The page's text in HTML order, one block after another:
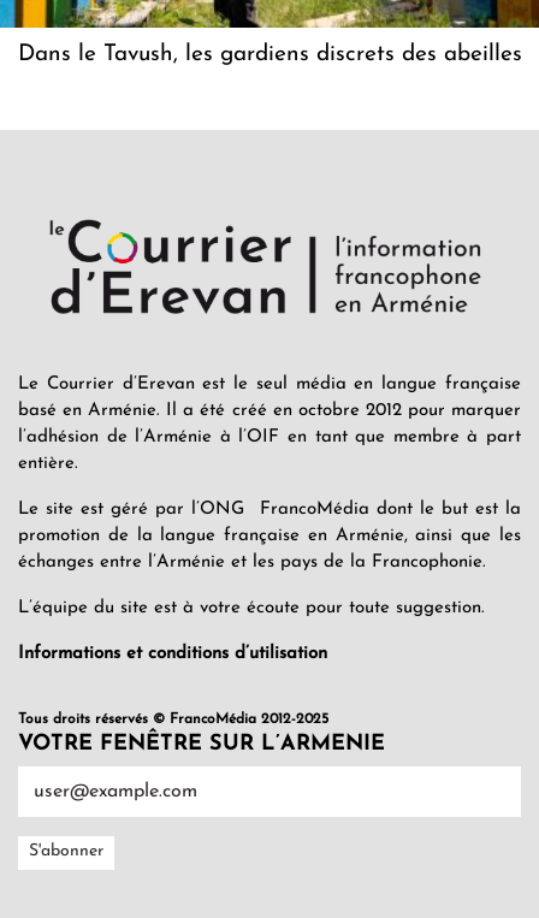
Dans le Tavush, les gardiens discrets des abeilles
Le Courrier d’Erevan est le seul média en langue française
basé en Arménie. Il a été créé en octobre 2012 pour marquer
l’adhésion de l’Arménie à l’OIF en tant que membre à part
entière.
Le site est géré par l’ONG FrancoMédia dont le but est la
promotion de la langue française en Arménie, ainsi que les
échanges entre l’Arménie et les pays de la Francophonie.
L’équipe du site est à votre écoute pour toute suggestion.
Informations et conditions d’utilisation
Tous droits réservés © FrancoMédia 2012-2025
VOTRE FENÊTRE SUR L’ARMENIE